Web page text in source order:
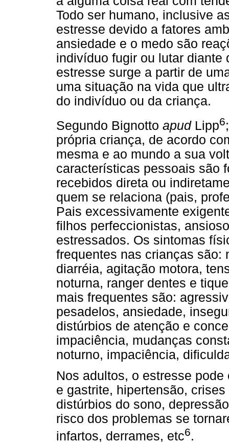
Todo ser humano, inclusive
estresse devido a fatores
ansiedade e o medo são
indivíduo fugir ou lutar diante
estresse surge a partir de
uma situação na vida que
do indivíduo ou da criança.
Segundo Bignotto apudLipp6
própria criança, de acordo
mesma e ao mundo a sua
características pessoais são
recebidos direta ou
quem se relaciona (pais,
Pais excessivamente
filhos perfeccionistas,
estressados. Os sintomas
frequentes nas crianças são:
diarréia, agitação motora,
noturna, ranger dentes e
mais frequentes são:
pesadelos, ansiedade,
distúrbios de atenção e
impaciência, mudanças
noturno, impaciência,
Nos adultos, o estresse
e gastrite, hipertensão,
distúrbios do sono,
risco dos problemas se
infartos, derrames, etc6.